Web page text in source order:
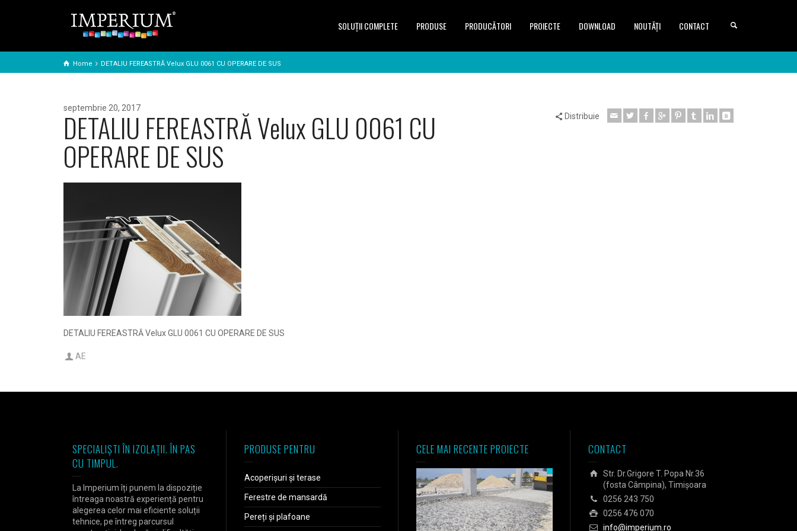
SOLUŢII COMPLETE PRODUSE PRODUCĂTORI PROIECTE DOWNLOAD NOUTĂȚI CONTACT
Home DETALIU FEREASTRĂ Velux GLU 0061 CU OPERARE DE SUS
septembrie 20, 2017
DETALIU FEREASTRĂ Velux GLU 0061 CU
OPERARE DE SUS
Distribuie
DETALIU FEREASTRĂ Velux GLU 0061 CU OPERARE DE SUS
AE
SPECIALIȘTI ÎN IZOLAȚII. ÎN PAS
CU TIMPUL.
La Imperium îți punem la dispoziție
întreaga noastră experiență pentru
alegerea celor mai eficiente soluții
tehnice, pe întreg parcursul
PRODUSE PENTRU
Acoperișuri și terase
Ferestre de mansardă
Pereți și plafoane
CELE MAI RECENTE PROIECTE CONTACT
Str. Dr.Grigore T. Popa Nr.36
(fosta Câmpina), Timișoara
0256 243 750
0256 476 070
info@imperium.ro